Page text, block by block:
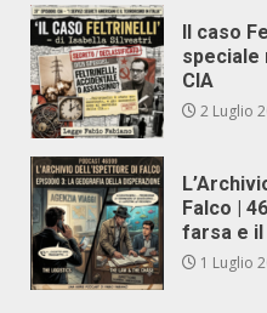
Il caso
speciale
CIA
2 Luglio
Falco |
farsa e
1 Luglio